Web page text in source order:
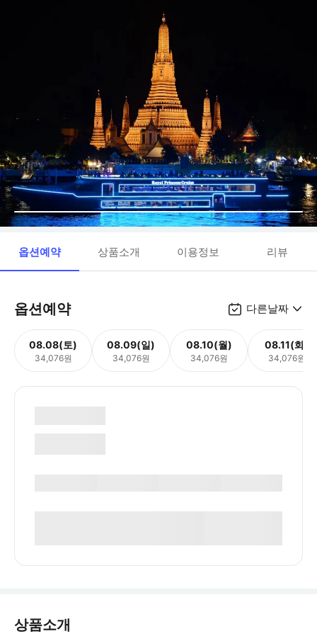
옵션예약 상품소개 이용정보 리뷰
옵션예약 다른날짜
08.08(토)
34,076원
08.09(일)
34,076원
08.10(월)
34,076원
08.11(화)
34,076원
상품소개